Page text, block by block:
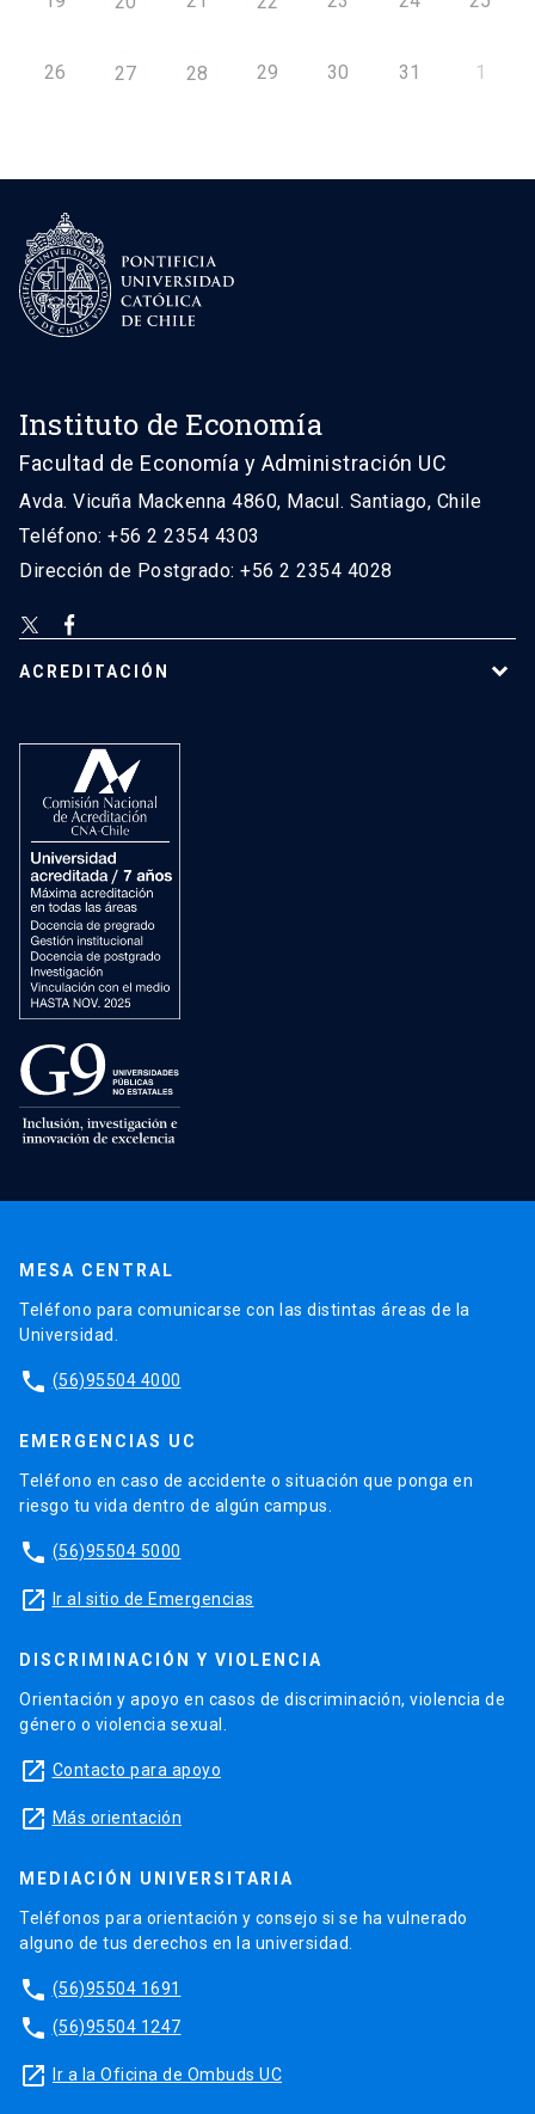
26 27 28 29 30 31 1
Instituto de Economía
Facultad de Economía y Administración UC
Avda. Vicuña Mackenna 4860, Macul. Santiago, Chile
Teléfono: +56 2 2354 4303
Dirección de Postgrado: +56 2 2354 4028
ACREDITACIÓN
MESA CENTRAL
Teléfono para comunicarse con las distintas áreas de la
Universidad.
phone (56)95504 4000
EMERGENCIAS UC
Teléfono en caso de accidente o situación que ponga en
riesgo tu vida dentro de algún campus.
phone (56)95504 5000
launch Ir al sitio de Emergencias
DISCRIMINACIÓN Y VIOLENCIA
Orientación y apoyo en casos de discriminación, violencia de
género o violencia sexual.
launch Contacto para apoyo
launch Más orientación
MEDIACIÓN UNIVERSITARIA
Teléfonos para orientación y consejo si se ha vulnerado
alguno de tus derechos en la universidad.
phone (56)95504 1691
phone (56)95504 1247
launch Ir a la Oficina de Ombuds UC